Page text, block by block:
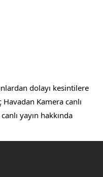
dolayı kesintilere
Kamera canlı
yayın hakkında